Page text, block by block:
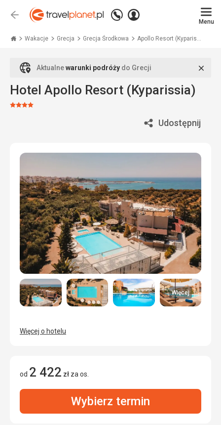
Wstecz
Zadzwoń
+48
771
Zaloguj
Menu
Wakacje Grecja Grecja Środkowa Apollo Resort (Kyparis...
Aktualnewarunki podróży do Grecji
Hotel Apollo Resort (Kyparissia)
Ocena:
Udostępnij
Więcej
Więcej o hotelu
od 2 422 zł za os.
Wybierz termin